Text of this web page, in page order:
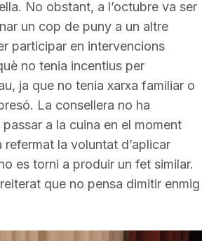
No obstant, a l’octubre va ser
un cop de puny a un altre
participar en intervencions
no tenia incentius per
ja que no tenia xarxa familiar o
La consellera no ha
a la cuina en el moment
la voluntat d’aplicar
es torni a produir un fet similar.
que no pensa dimitir enmig